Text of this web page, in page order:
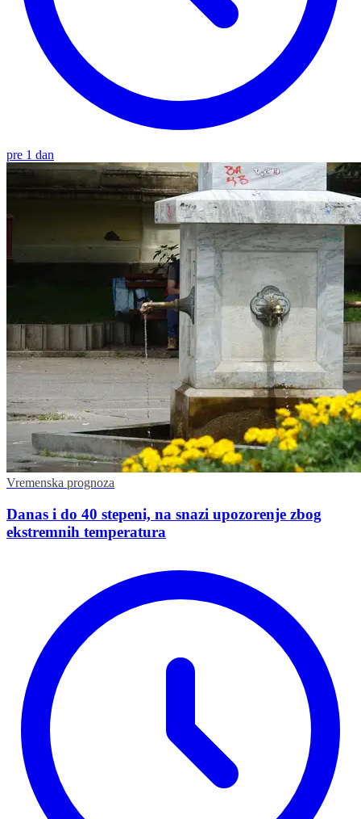
pre 1 dan
Vremenska prognoza
Danas i do 40 stepeni, na snazi upozorenje zbog
ekstremnih temperatura